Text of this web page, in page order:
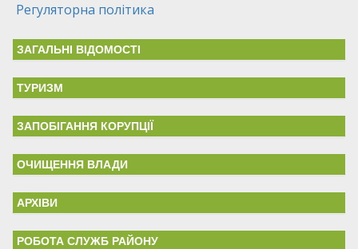
Регуляторна політика
ЗАГАЛЬНІ ВІДОМОСТІ
ТУРИЗМ
ЗАПОБІГАННЯ КОРУПЦІЇ
ОЧИЩЕННЯ ВЛАДИ
АРХІВИ
РОБОТА СЛУЖБ РАЙОНУ